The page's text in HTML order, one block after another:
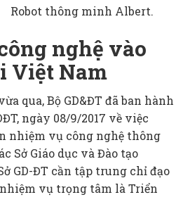
minh Albert.
nghệ vào
Việt Nam
qua, Bộ GD&ĐT đã ban hành
ngày 08/9/2017 về việc
nhiệm vụ công nghệ thông
Sở Giáo dục và Đào tạo
GD-ĐT cần tập trung chỉ đạo
vụ trọng tâm là Triển